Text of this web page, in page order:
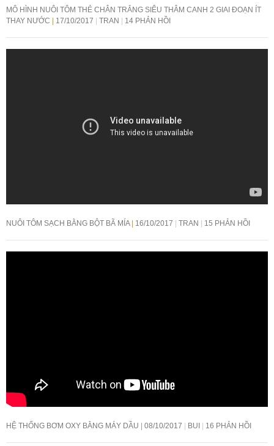
MÔ HÌNH NUÔI TÔM THẺ CHÂN TRẮNG SIÊU THÂM CANH 2 GIAI ĐOẠN ÍT
THAY NƯỚC
17/10/2017 TRAN 14 PHẢN HỒI
NUÔI TÔM SẠCH BẰNG BỘT BÃ MÍA 16/10/2017 TRAN 15 PHẢN HỒI
HỆ THỐNG BƠM OXY BẰNG MÁY DẦU 08/10/2017 BUI 16 PHẢN HỒI